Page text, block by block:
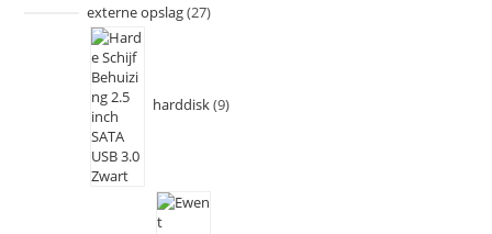
externe opslag 27
harddisk 9